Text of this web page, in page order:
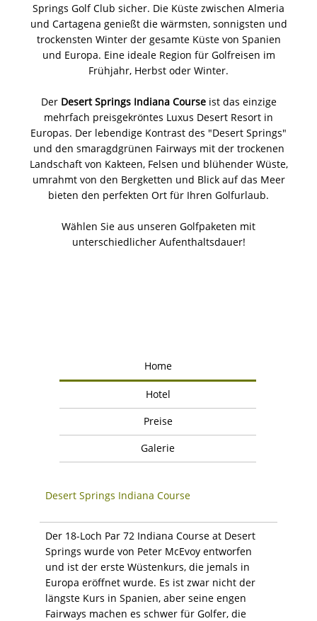
Springs Golf Club sicher. Die Küste zwischen Almeria
und Cartagena genießt die wärmsten, sonnigsten und
trockensten Winter der gesamte Küste von Spanien
und Europa. Eine ideale Region für Golfreisen im
Frühjahr, Herbst oder Winter.
Der Desert Springs Indiana Courseist das einzige
mehrfach preisgekröntes Luxus Desert Resort in
Europas. Der lebendige Kontrast des "Desert Springs"
und den smaragdgrünen Fairways mit der trockenen
Landschaft von Kakteen, Felsen und blühender Wüste,
umrahmt von den Bergketten und Blick auf das Meer
bieten den perfekten Ort für Ihren Golfurlaub.
Wählen Sie aus unseren Golfpaketen mit
unterschiedlicher Aufenthaltsdauer!
Home
Hotel
Preise
Galerie
Desert Springs Indiana Course
Der 18-Loch Par 72 Indiana Course at Desert
Springs wurde von Peter McEvoy entworfen
und ist der erste Wüstenkurs, die jemals in
Europa eröffnet wurde. Es ist zwar nicht der
längste Kurs in Spanien, aber seine engen
Fairways machen es schwer für Golfer, die